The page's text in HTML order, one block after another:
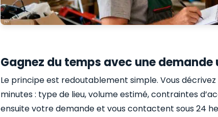
Gagnez du temps avec une demande
Le principe est redoutablement simple. Vous
minutes : type de lieu, volume estimé, contraintes
ensuite votre demande et vous contactent sous 24